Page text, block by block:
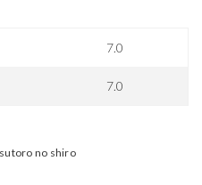
7.0
7.0
no shiro